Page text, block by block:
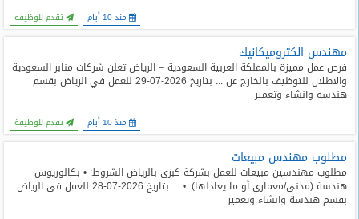
منذ 10 أيام تقدم للوظيفة
مهندس الكتروميكانيك
فرص عمل مميزة بالمملكة العربية السعودية – الرياض تعلن شركات منابر السعودية
والاطلال للتوظيف بالخارج عن ... بتاريخ 2026-07-29 للعمل في الرياض بقسم
هندسة وانشاء وتعمير
منذ 10 أيام تقدم للوظيفة
مطلوب مهندس مبيعات
مطلوب مهندسين مبيعات للعمل بشركة كبرى بالرياض الشروط: • بكالوريوس
هندسة (مدني/معماري أو ما يعادلها). • ... بتاريخ 2026-07-28 للعمل في الرياض
بقسم هندسة وانشاء وتعمير